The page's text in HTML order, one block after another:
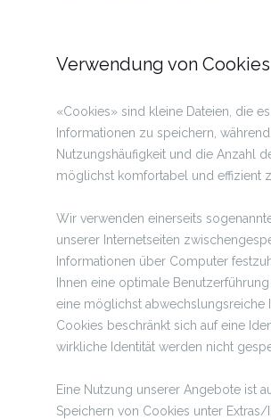
Verwendung von Cookies
«Cookies» sind kleine Dateien, die
Informationen zu speichern,
Nutzungshäufigkeit und die Anzahl
möglichst komfortabel und effizient
Wir verwenden einerseits
unserer Internetseiten
Informationen über Computer
Ihnen eine optimale
eine möglichst abwechslungsreiche
Cookies beschränkt sich auf eine
wirkliche Identität werden nicht
Eine Nutzung unserer Angebote ist
Speichern von Cookies unter